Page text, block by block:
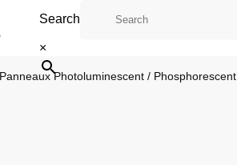
Search
×
Panneaux Photoluminescent / Phosphorescent